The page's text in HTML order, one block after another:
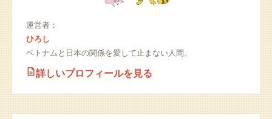
運営者：
ひろし
ベトナムと日本の関係を愛して止まない人間。
詳しいプロフィールを見る